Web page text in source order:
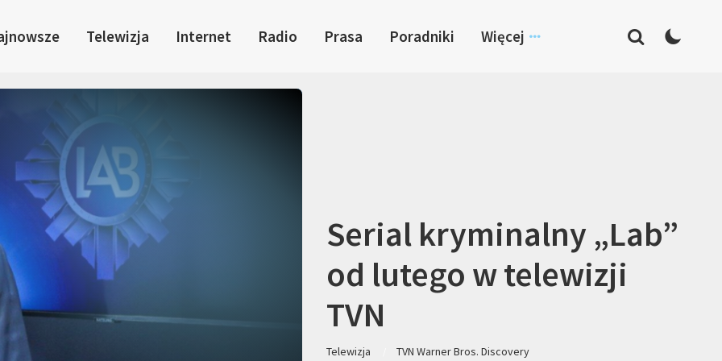
Telewizja Internet Radio Prasa Poradniki Więcej
Serial kryminalny „Lab”
od lutego w telewizji
TVN
Telewizja TVN Warner Bros. Discovery